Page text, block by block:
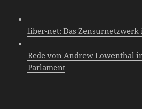
liber-net: Das Zensurnetzwerk
Rede von Andrew Lowenthal
Parlament